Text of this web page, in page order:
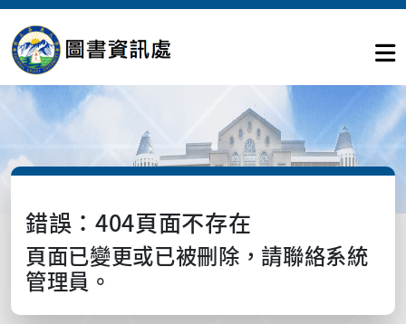
錯誤：404頁面不存在
頁面已變更或已被刪除，請聯絡系統
管理員。